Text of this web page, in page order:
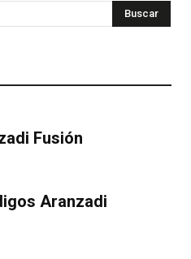
Buscar
Fusión
Aranzadi